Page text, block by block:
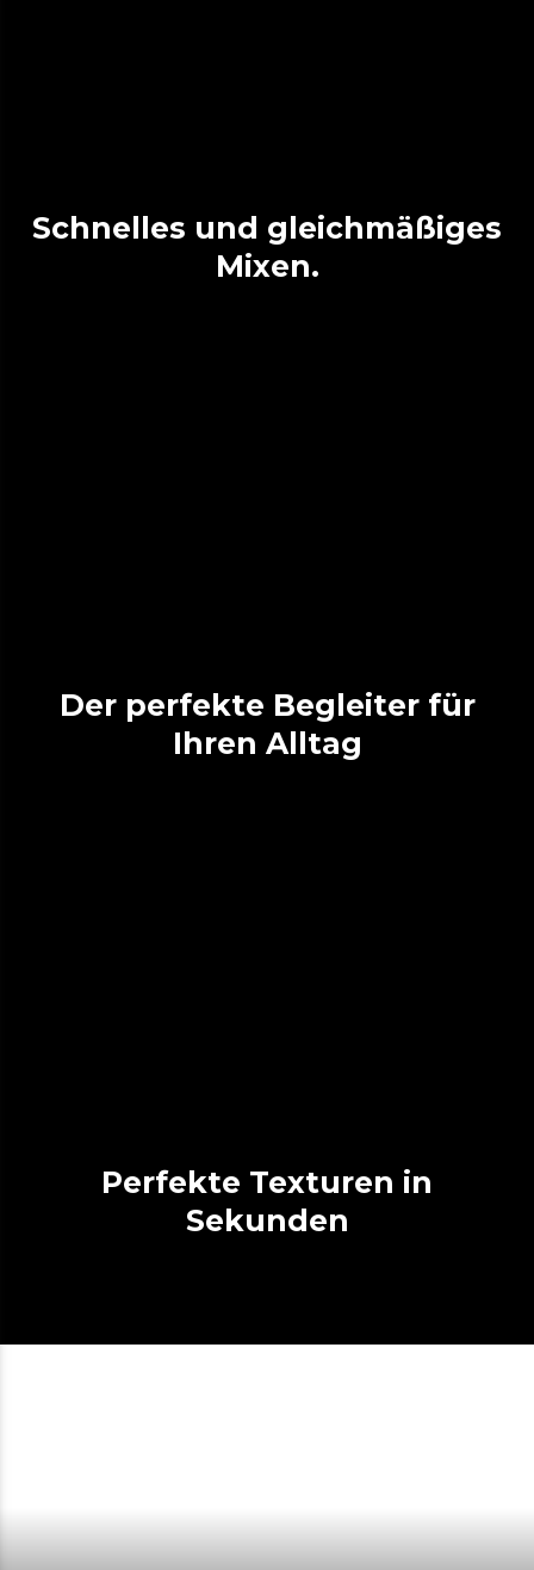
Schnelles und gleichmäßiges
Mixen.
Der perfekte Begleiter für
Ihren Alltag
Perfekte Texturen in
Sekunden